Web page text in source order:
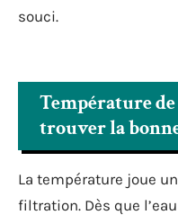
souci.
Température
trouver la
La température joue
filtration. Dès que